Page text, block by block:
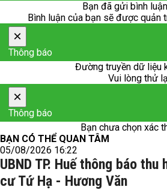
Bạn đã gửi bình
Bình luận của bạn sẽ được quản
×
Thông báo
Đường truyền dữ liệu
Vui lòng thử
×
Thông báo
Bạn chưa chọn xác
BẠN CÓ THỂ QUAN TÂM
05/08/2026 16:22
UBND TP. Huế thông báo
cư Tứ Hạ - Hương Văn